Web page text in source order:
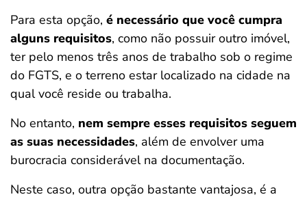
Para esta opção, é necessário que você cumpra
alguns requisitos, como não possuir outro imóvel,
ter pelo menos três anos de trabalho sob o regime
do FGTS, e o terreno estar localizado na cidade na
qual você reside ou trabalha.
No entanto, nem sempre esses requisitos seguem
as suas necessidades, além de envolver uma
burocracia considerável na documentação.
Neste caso, outra opção bastante vantajosa, é a